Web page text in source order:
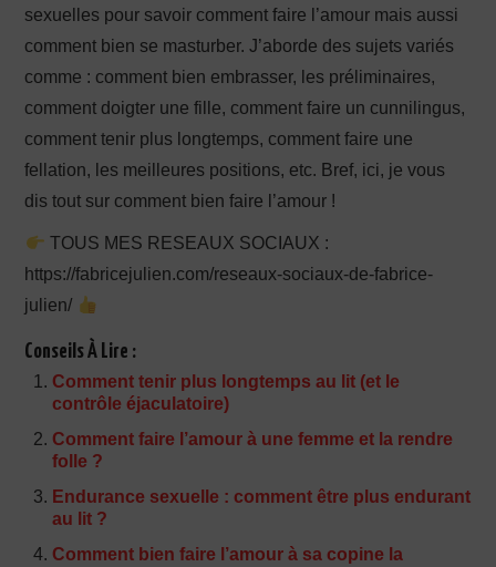
sexuelles pour savoir comment faire l’amour mais aussi
comment bien se masturber. J’aborde des sujets variés
comme : comment bien embrasser, les préliminaires,
comment doigter une fille, comment faire un cunnilingus,
comment tenir plus longtemps, comment faire une
fellation, les meilleures positions, etc. Bref, ici, je vous
dis tout sur comment bien faire l’amour !
TOUS MES RESEAUX SOCIAUX :
https://fabricejulien.com/reseaux-sociaux-de-fabrice-
julien/
Conseils À Lire :
Comment tenir plus longtemps au lit (et le
contrôle éjaculatoire)
Comment faire l’amour à une femme et la rendre
folle ?
Endurance sexuelle : comment être plus endurant
au lit ?
Comment bien faire l’amour à sa copine la